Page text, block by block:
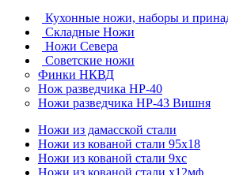
Кухонные ножи, наборы и
Складные Ножи
Ножи Севера
Советские ножи
Финки НКВД
Нож разведчика НР-40
Ножи разведчика НР-43 Вишня
Ножи из дамасской стали
Ножи из кованой стали 95х18
Ножи из кованой стали 9хс
Ножи из кованой стали х12мф